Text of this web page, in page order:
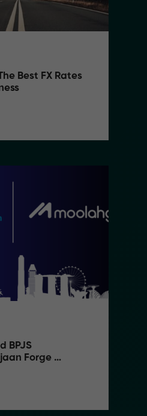
Best FX Rates
BPJS
Forge
Migrant Workers